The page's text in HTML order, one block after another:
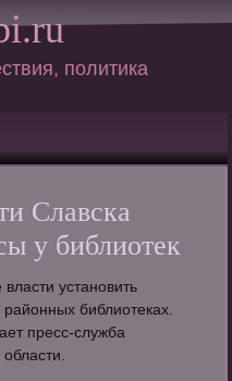
политика
Славска
у библиотек
установить
библиотеках.
пресс-служба